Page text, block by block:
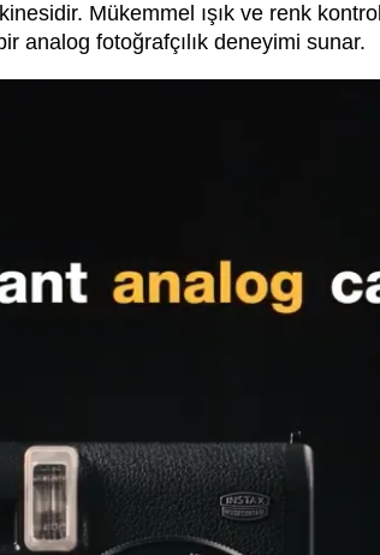
Mükemmel ışık ve renk
analog fotoğrafçılık deneyimi sunar.